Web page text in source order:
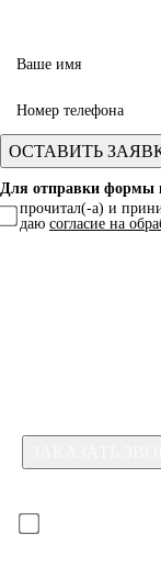
Для отправки формы
прочитал(-а) и
даю согласие на